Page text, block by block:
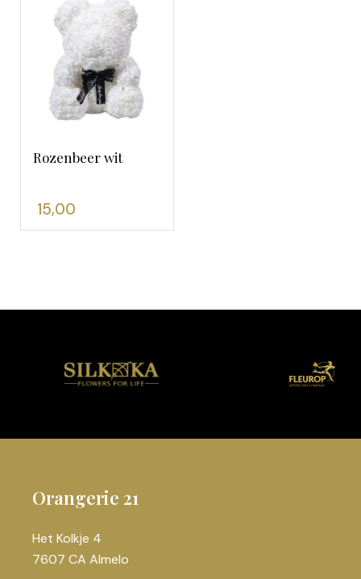
Rozenbeer wit
15,00
Orangerie 21
Het Kolkje 4
7607 CA Almelo